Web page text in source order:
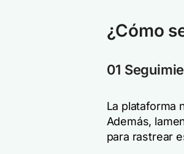
¿Cómo
01
La plataforma
Además,
para rastrear